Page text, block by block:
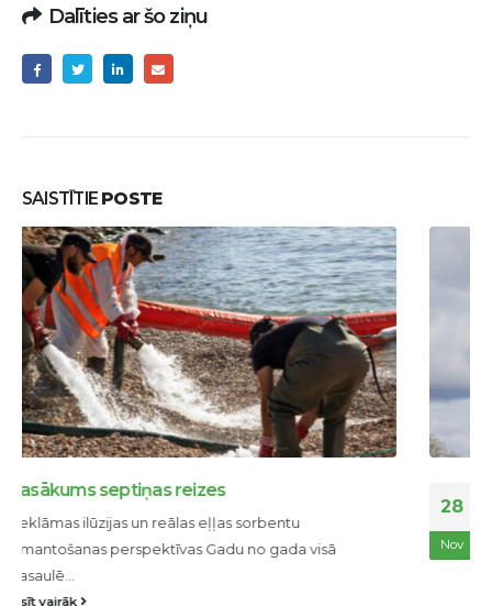
Dalīties ar šo ziņu
SAISTĪTIE POSTE
Nov
Boforta skala vēja stipruma (ātruma) vizuālai
Beauforta skala - konvencionāla skala vēja spēka
lasīt vairāk